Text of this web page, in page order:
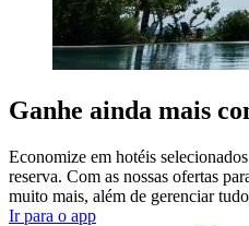
Ganhe ainda mais
Economize em hotéis
reserva. Com as nossas ofertas
muito mais, além de gerenciar
Ir para o app